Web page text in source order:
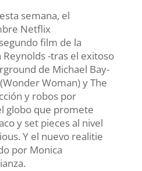
semana, el
Netflix
film de la
-tras el exitoso
de Michael Bay-
Woman) y The
y robos por
globo que promete
y set pieces al nivel
Y el nuevo realitie
por Monica